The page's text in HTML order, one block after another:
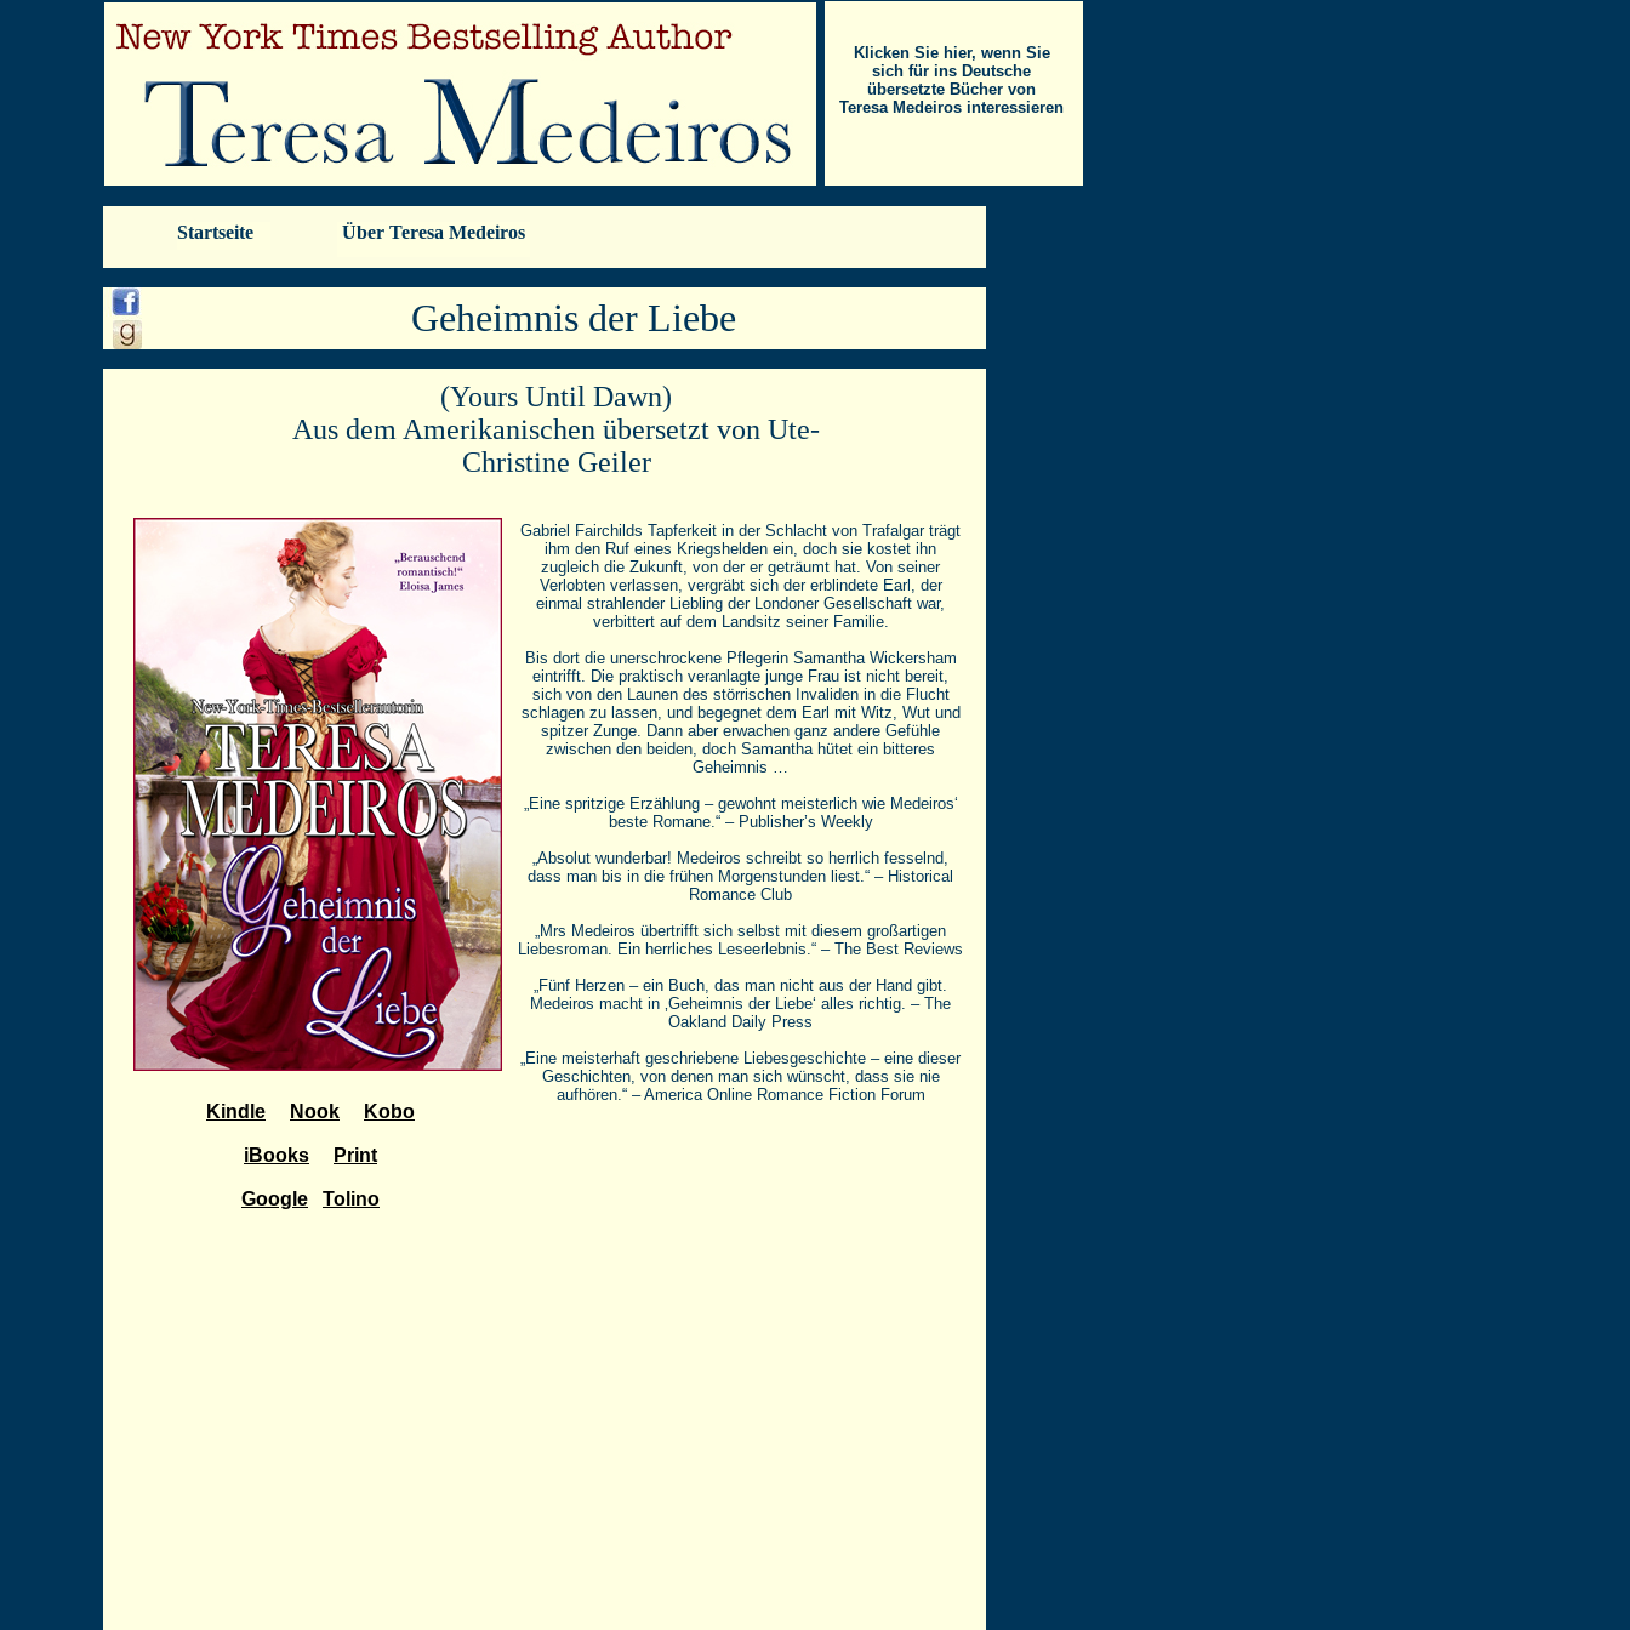
Kindle Nook Kobo
iBooks Print
Google Tolino
Gabriel Fairchilds Tapferkeit in der Schlacht von Trafalgar trägt
ihm den Ruf eines Kriegshelden ein, doch sie kostet ihn
zugleich die Zukunft, von der er geträumt hat. Von seiner
Verlobten verlassen, vergräbt sich der erblindete Earl, der
einmal strahlender Liebling der Londoner Gesellschaft war,
verbittert auf dem Landsitz seiner Familie.
Bis dort die unerschrockene Pflegerin Samantha Wickersham
eintrifft. Die praktisch veranlagte junge Frau ist nicht bereit,
sich von den Launen des störrischen Invaliden in die Flucht
schlagen zu lassen, und begegnet dem Earl mit Witz, Wut und
spitzer Zunge. Dann aber erwachen ganz andere Gefühle
zwischen den beiden, doch Samantha hütet ein bitteres
Geheimnis …
„Eine spritzige Erzählung – gewohnt meisterlich wie Medeiros‘
beste Romane.“ – Publisher’s Weekly
„Absolut wunderbar! Medeiros schreibt so herrlich fesselnd,
dass man bis in die frühen Morgenstunden liest.“ – Historical
Romance Club
„Mrs Medeiros übertrifft sich selbst mit diesem großartigen
Liebesroman. Ein herrliches Leseerlebnis.“ – The Best Reviews
„Fünf Herzen – ein Buch, das man nicht aus der Hand gibt.
Medeiros macht in ‚Geheimnis der Liebe‘ alles richtig. – The
Oakland Daily Press
„Eine meisterhaft geschriebene Liebesgeschichte – eine dieser
Geschichten, von denen man sich wünscht, dass sie nie
aufhören.“ – America Online Romance Fiction Forum
(Yours Until Dawn)
Aus dem Amerikanischen übersetzt von Ute-
Christine Geiler
Über Teresa Medeiros
Startseite
Klicken Sie hier, wenn Sie
sich für ins Deutsche
übersetzte Bücher von
Teresa Medeiros interessieren
Geheimnis der Liebe